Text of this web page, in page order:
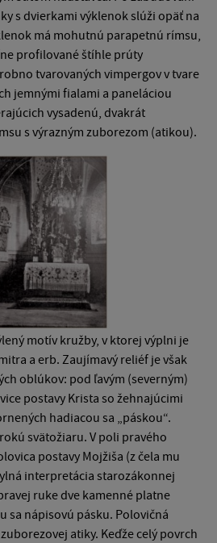
s dvierkami výklenok slúži opäť na
má mohutnú parapetnú rímsu,
profilované štíhle prúty
tvarovaných vimpergov v tvare
jemnými fialami a paneláciou
vysadenú, dvakrát
s výrazným zuborezom (atikou).
motív kružby, v ktorej výplni je
a erb. Zaujímavý reliéf je však
oblúkov: pod ľavým (severným)
postavy Krista so žehnajúcimi
hadiacou sa „páskou“.
svätožiaru. V poli pravého
postavy Mojžiša (z čela mu
interpretácia starozákonnej
ruke dve kamenné platne
sa nápisovú pásku. Polovičná
atiky. Keďže celý povrch